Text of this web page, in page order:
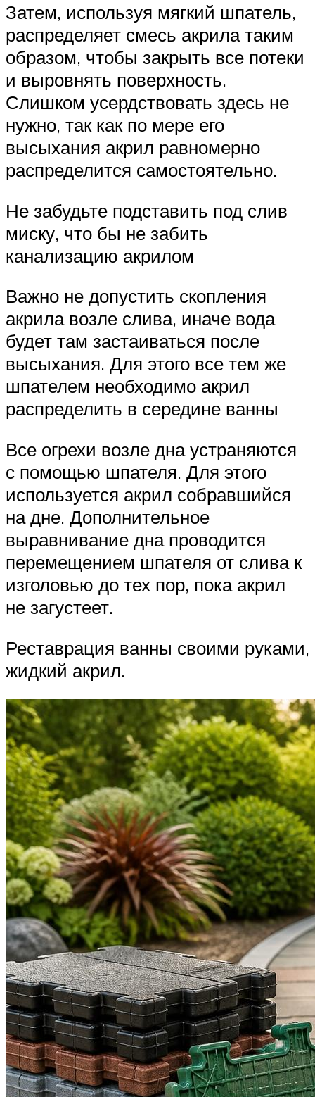
Затем, используя мягкий шпатель,
распределяет смесь акрила таким
образом, чтобы закрыть все потеки
и выровнять поверхность.
Слишком усердствовать здесь не
нужно, так как по мере его
высыхания акрил равномерно
распределится самостоятельно.
Не забудьте подставить под слив
миску, что бы не забить
канализацию акрилом
Важно не допустить скопления
акрила возле слива, иначе вода
будет там застаиваться после
высыхания. Для этого все тем же
шпателем необходимо акрил
распределить в середине ванны
Все огрехи возле дна устраняются
с помощью шпателя. Для этого
используется акрил собравшийся
на дне. Дополнительное
выравнивание дна проводится
перемещением шпателя от слива к
изголовью до тех пор, пока акрил
не загустеет.
Реставрация ванны своими руками,
жидкий акрил.